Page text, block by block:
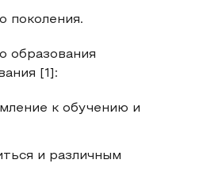
поколения.
образования
[1]:
к обучению и
и различным